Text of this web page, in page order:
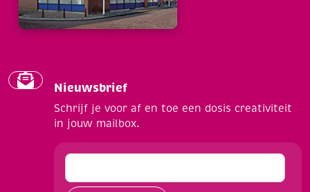
Nieuwsbrief
Schrijf je voor af en toe een dosis creativiteit
in jouw mailbox.